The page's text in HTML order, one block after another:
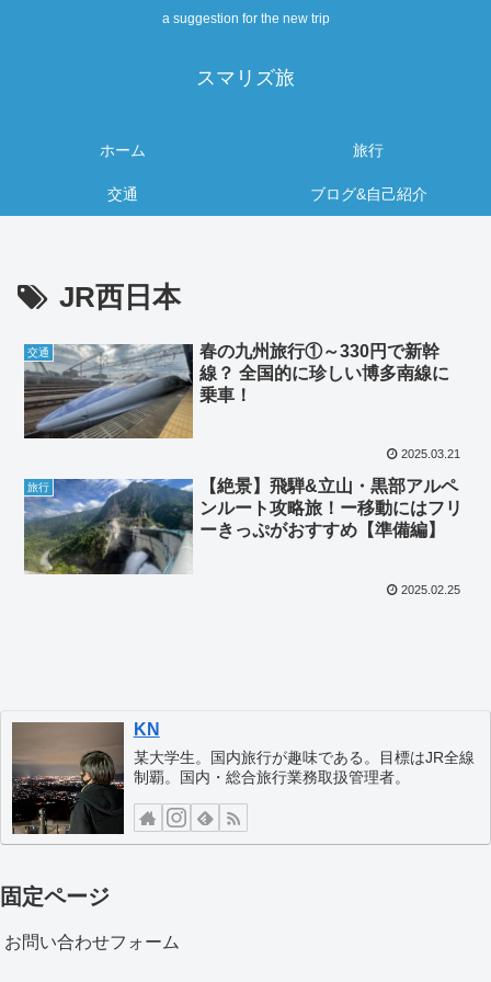
a suggestion for the new trip
スマリズ旅
ホーム 旅行
交通 ブログ&自己紹介
JR西日本
交通
春の九州旅行①～330円で新幹
線？ 全国的に珍しい博多南線に
乗車！
2025.03.21
旅行
【絶景】飛騨&立山・黒部アルペ
ンルート攻略旅！ー移動にはフリ
ーきっぷがおすすめ【準備編】
2025.02.25
KN
某大学生。国内旅行が趣味である。目標はJR全線
制覇。国内・総合旅行業務取扱管理者。
固定ページ
お問い合わせフォーム